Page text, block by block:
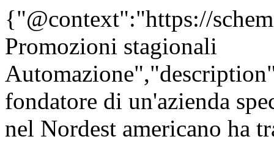
{"@context":"https://
Promozioni stagionali
fondatore di un'azienda
nel Nordest americano ha